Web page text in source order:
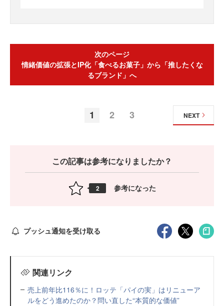
次のページ
情緒価値の拡張とIP化「食べるお菓子」から「推したくな
るブランド」へ
1 2 3 NEXT
この記事は参考になりましたか？
2 参考になった
プッシュ通知を受け取る
関連リンク
売上前年比116％に！ロッテ「パイの実」はリニューア
ルをどう進めたのか？問い直した“本質的な価値”